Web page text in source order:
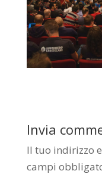
Invia
Il tuo indirizzo
campi